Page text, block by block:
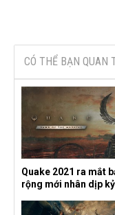
CÓ THỂ BẠN QUAN
Quake 2021 ra mắt
rộng mới nhân dịp
the Machine